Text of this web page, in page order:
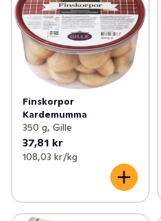
Finskorpor
Kardemumma
350 g, Gille
37,81 kr
108,03 kr /kg